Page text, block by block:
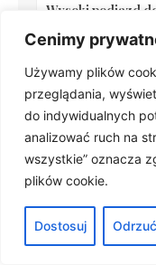
Cenimy
Używamy plików
przeglądania,
do indywidualnych
analizować ruch na
wszystkie” oznacza
plików cookie.
Dostosuj
Wysoki podjazd
Śniło Ci się
podświadomości